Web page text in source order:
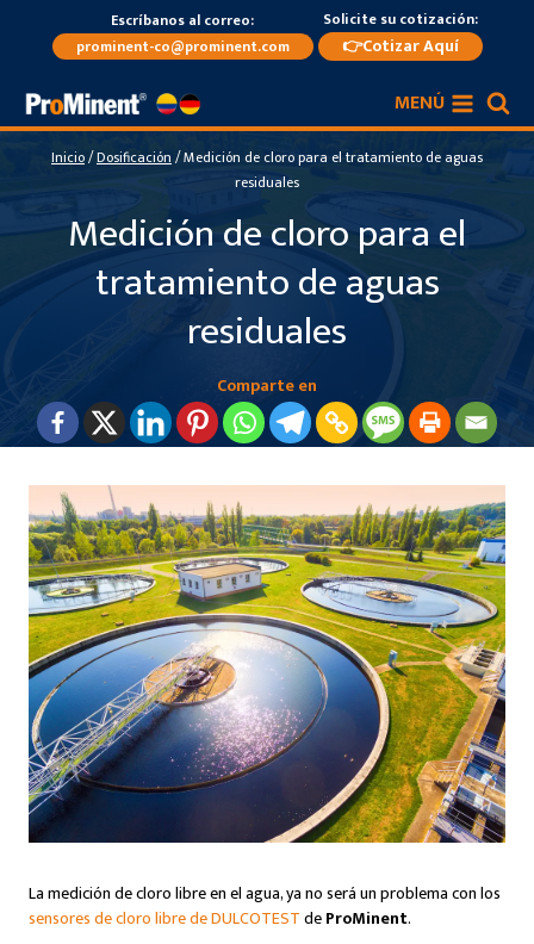
contenido
Escríbanos al correo:
prominent-co@prominent.com
Solicite su cotización:
👉Cotizar Aquí
MENÚ
Inicio/Dosificación/Medición de cloro para el tratamiento de aguas
residuales
Medición de cloro para el
tratamiento de aguas
residuales
Comparte en
La medición de cloro libre en el agua, ya no será un problema con los
sensores de cloro libre de DULCOTESTdeProMinent.